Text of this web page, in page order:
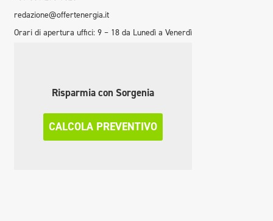
redazione@offertenergia.it
Orari di apertura uffici: 9 – 18 da Lunedì a Venerdì
Risparmia con Sorgenia
CALCOLA PREVENTIVO